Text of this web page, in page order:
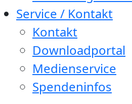
Service / Kontakt
Kontakt
Downloadportal
Medienservice
Spendeninfos